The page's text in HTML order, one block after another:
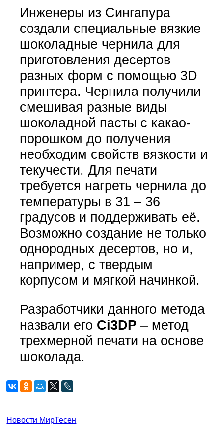
Инженеры из Сингапура
создали специальные вязкие
шоколадные чернила для
приготовления десертов
разных форм с помощью 3D
принтера. Чернила получили
смешивая разные виды
шоколадной пасты с какао-
порошком до получения
необходим свойств вязкости и
текучести. Для печати
требуется нагреть чернила до
температуры в 31 – 36
градусов и поддерживать её.
Возможно создание не только
однородных десертов, но и,
например, с твердым
корпусом и мягкой начинкой.
Разработчики данного метода
назвали его Ci3DP – метод
трехмерной печати на основе
шоколада.
Новости МирТесен